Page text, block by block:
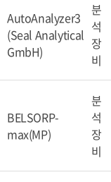
AutoAnalyzer3
(Seal Analytical
GmbH)
분
석
장
비
BELSORP-
max(MP)
분
석
장
비